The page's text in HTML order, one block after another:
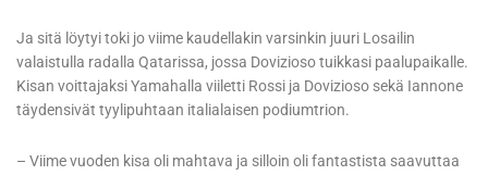
Ja sitä löytyi toki jo viime kaudellakin varsinkin juuri Losailin
valaistulla radalla Qatarissa, jossa Dovizioso tuikkasi paalupaikalle.
Kisan voittajaksi Yamahalla viiletti Rossi ja Dovizioso sekä Iannone
täydensivät tyylipuhtaan italialaisen podiumtrion.
– Viime vuoden kisa oli mahtava ja silloin oli fantastista saavuttaa